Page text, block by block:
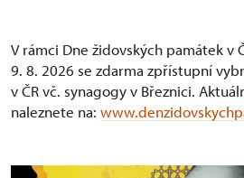
V rámci Dne židovských památek v
9. 8. 2026 se zdarma zpřístupní
v ČR vč. synagogy v Březnici.
naleznete na: